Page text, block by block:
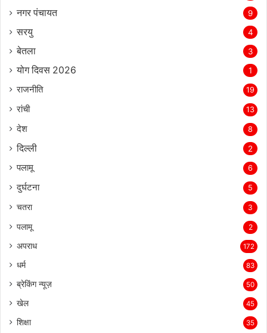
नगर पंचायत 9
सरयु 4
बेतला 3
योग दिवस 2026 1
राजनीति 19
रांची 13
देश 8
दिल्‍ली 2
पलामू 6
दुर्घटना 5
चतरा 3
पलामू 2
अपराध 172
धर्म 83
ब्रेकिंग न्यूज़ 50
खेल 45
शिक्षा 35